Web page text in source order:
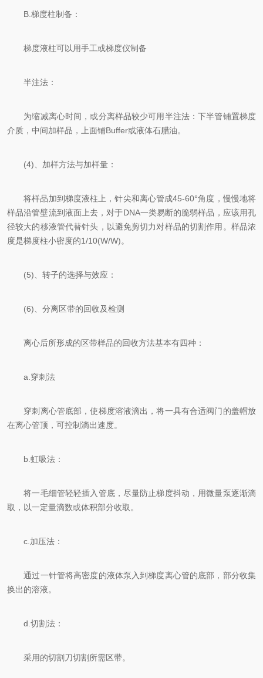
B.梯度柱制备：
梯度液柱可以用手工或梯度仪制备
半注法：
为缩减离心时间，或分离样品较少可用半注法：下半管铺置梯度
介质，中间加样品，上面铺Buffer或液体石腊油。
(4)、加样方法与加样量：
将样品加到梯度液柱上，针尖和离心管成45-60°角度，慢慢地将
样品沿管壁流到液面上去，对于DNA一类易断的脆弱样品，应该用孔
径较大的移液管代替针头，以避免剪切力对样品的切割作用。样品浓
度是梯度柱小密度的1/10(W/W)。
(5)、转子的选择与效应：
(6)、分离区带的回收及检测
离心后所形成的区带样品的回收方法基本有四种：
a.穿刺法
穿刺离心管底部，使梯度溶液滴出，将一具有合适阀门的盖帽放
在离心管顶，可控制滴出速度。
b.虹吸法：
将一毛细管轻轻插入管底，尽量防止梯度抖动，用微量泵逐渐滴
取，以一定量滴数或体积部分收取。
c.加压法：
通过一针管将高密度的液体泵入到梯度离心管的底部，部分收集
换出的溶液。
d.切割法：
采用的切割刀切割所需区带。